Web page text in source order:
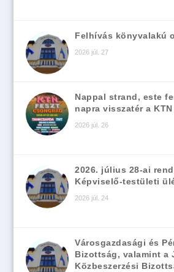
Felhívás könyvalakú
2026 júl. 27
Nappal strand, este
napra visszatér a
2026 júl. 26
2026. július 28-ai
Képviselő-testületi
2026 júl. 24
Városgazdasági és
Bizottság, valamint a
Közbeszerzési